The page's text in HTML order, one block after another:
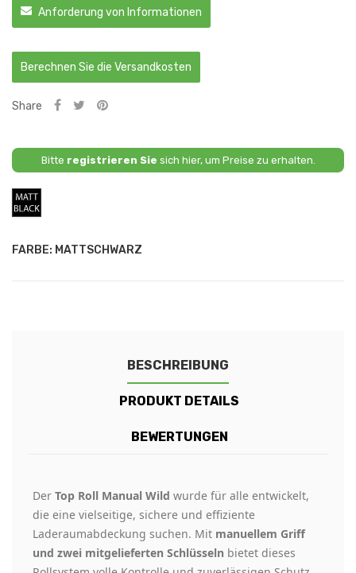
Anforderung von Informationen
Berechnen Sie die Versandkosten
Share
Bitte registrieren Sie sich hier, um Preise zu erhalten.
FARBE: MATTSCHWARZ
BESCHREIBUNG
PRODUKT DETAILS
BEWERTUNGEN
Der Top Roll Manual Wild wurde für alle entwickelt,
die eine vielseitige, sichere und effiziente
Laderaumabdeckung suchen. Mit manuellem Griff
und zwei mitgelieferten Schlüsseln bietet dieses